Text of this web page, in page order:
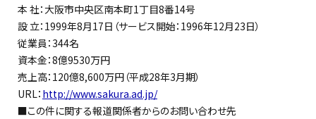
本 社：大阪市中央区南本町1丁目8番14号
設 立：1999年8月17日（サービス開始：1996年12月23日）
従業員：344名
資本金：8億9530万円
売上高：120億8,600万円（平成28年3月期）
URL： http://www.sakura.ad.jp/
■この件に関する報道関係者からのお問い合わせ先